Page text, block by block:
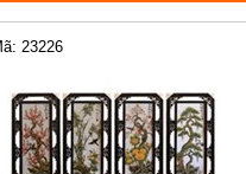
23226